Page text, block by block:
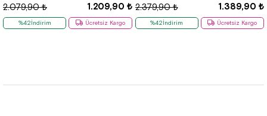
1.209,90 ₺
2.079,90 ₺
%42İndirim Ücretsiz Kargo
1.389,90 ₺
2.379,90 ₺
%42İndirim Ücretsiz Kargo